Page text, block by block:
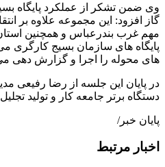
وی ضمن تشکر از عملکرد پایگاه
گاز افزود: این مجموعه علاوه بر
مهم غرب بندرعباس و همچنین
پایگاه های سازمان بسیج کارگری
های محوله را اجرا و گزارش دهی
در پایان این جلسه از رضا رفیعی
دستگاه برتر جامعه کار و تولید
پایان خبر/
اخبار مرتبط